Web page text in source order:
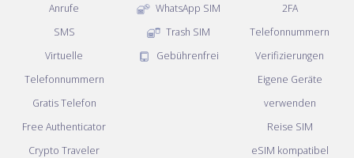
Anrufe
SMS
Virtuelle
Telefonnummern
Gratis Telefon
Free Authenticator
Crypto Traveler
WhatsApp SIM
Trash SIM
Gebührenfrei
2FA
Telefonnummern
Verifizierungen
Eigene Geräte
verwenden
Reise SIM
eSIM kompatibel